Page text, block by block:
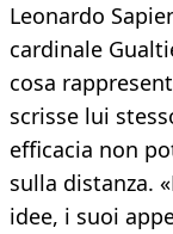
Leonardo
cardinale
cosa
scrisse lui
efficacia non
sulla distanza.
idee, i suoi